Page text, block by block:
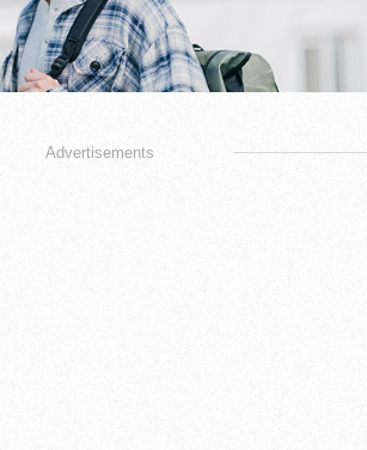
Advertisements